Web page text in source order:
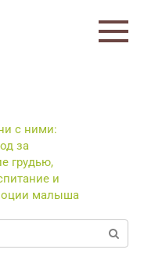
с ними:
за
грудью,
и
малыша